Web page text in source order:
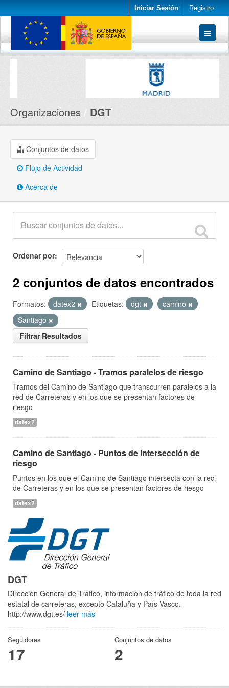
Iniciar Sesión Registro
Conjuntos de datos
Organizaciones DGT
Conjuntos de datos
Flujo de Actividad
Acerca de
Ordenar por
2 conjuntos de datos encontrados
Formatos: datex2 Etiquetas: dgt
camino
Santiago
Filtrar Resultados
Camino de Santiago - Tramos paralelos de riesgo
Tramos del Camino de Santiago que transcurren paralelos a la
red de Carreteras y en los que se presentan factores de
riesgo
datex2
Camino de Santiago - Puntos de intersección de
riesgo
Puntos en los que el Camino de Santiago intersecta con la red
de Carreteras y en los que se presentan factores de riesgo
datex2
DGT
Dirección General de Tráfico, información de tráfico de toda la red
estatal de carreteras, excepto Cataluña y País Vasco.
http://www.dgt.es/ leer más
Seguidores
17
Conjuntos de datos
2